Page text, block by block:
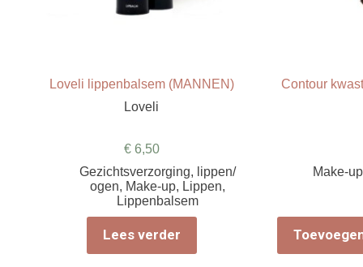
Loveli lippenbalsem (MANNEN)
Loveli
€6,50
Gezichtsverzorging, lippen/
ogen, Make-up, Lippen,
Lippenbalsem
Lees verder
Contour
Make-up